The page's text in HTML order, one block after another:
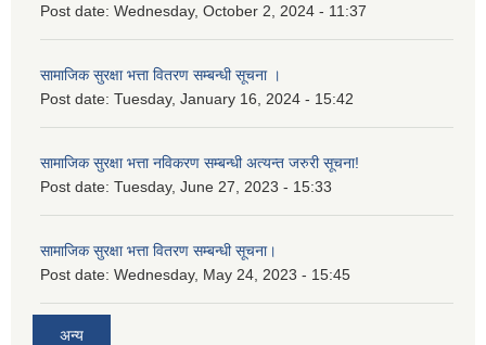
Post date: Wednesday, October 2, 2024 - 11:37
सामाजिक सुरक्षा भत्ता वितरण सम्बन्धी सूचना ।
Post date: Tuesday, January 16, 2024 - 15:42
सामाजिक सुरक्षा भत्ता नविकरण सम्बन्धी अत्यन्त जरुरी सूचना!
Post date: Tuesday, June 27, 2023 - 15:33
सामाजिक सुरक्षा भत्ता वितरण सम्बन्धी सूचना।
Post date: Wednesday, May 24, 2023 - 15:45
अन्य